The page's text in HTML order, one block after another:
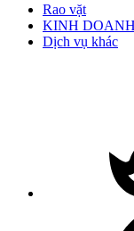
Rao vặt
KINH
Dịch vụ khác